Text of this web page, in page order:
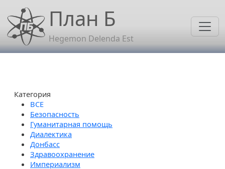
Перейти к основному содержанию
План Б
Hegemon Delenda Est
Категория
Безопасность
Гуманитарная помощь
Диалектика
Донбасс
Здравоохранение
Империализм